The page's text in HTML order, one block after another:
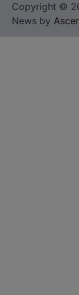
Copyright ©
News by